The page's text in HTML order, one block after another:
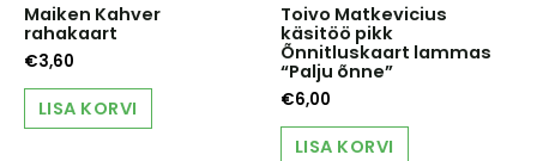
Maiken Kahver
rahakaart
€3,60
LISA KORVI
Toivo Matkevicius
käsitöö pikk
Õnnitluskaart lammas
“Palju õnne”
€6,00
LISA KORVI